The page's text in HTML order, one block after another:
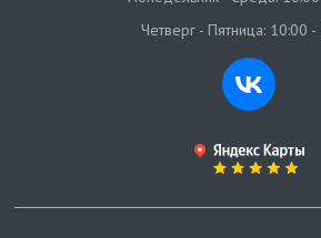
Четверг - Пятница: 10:00